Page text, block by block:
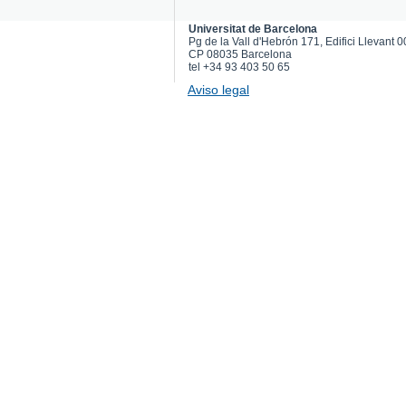
Universitat de Barcelona
Pg de la Vall d'Hebrón 171, Edifici Llevant
CP 08035 Barcelona
tel +34 93 403 50 65
Aviso legal